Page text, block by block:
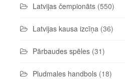
Latvijas čempionāts (550)
Latvijas kausa izcīņa (36)
Pārbaudes spēles (31)
Pludmales handbols (18)